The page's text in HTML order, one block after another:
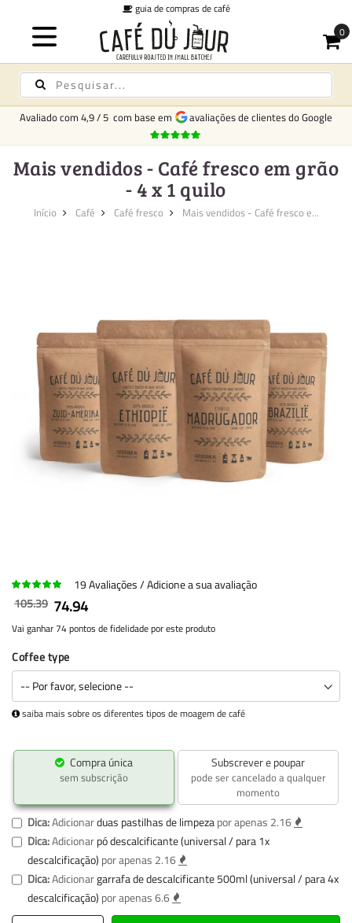
Avaliado com 4,9/5 com base em avaliações de clientes do Google
Mais vendidos - Café fresco em grão
- 4 x 1 quilo
Início Café Café fresco Mais vendidos - Café fresco e...
19Avaliações
Adicione a sua avaliação
105.39 74.94
Vai ganhar 74 pontos de fidelidade por este produto
Coffee type
saiba mais sobre os diferentes tipos de moagem de café
Compra única
sem subscrição
Subscrever e poupar
pode ser cancelado a qualquer
momento
Dica:Adicionarduas pastilhas de limpezapor apenas 2.16
Dica:Adicionarpó descalcificante (universal / para 1x
descalcificação) por apenas 2.16
Dica:Adicionargarrafa de descalcificante 500ml (universal / para 4x
descalcificação) por apenas 6.6